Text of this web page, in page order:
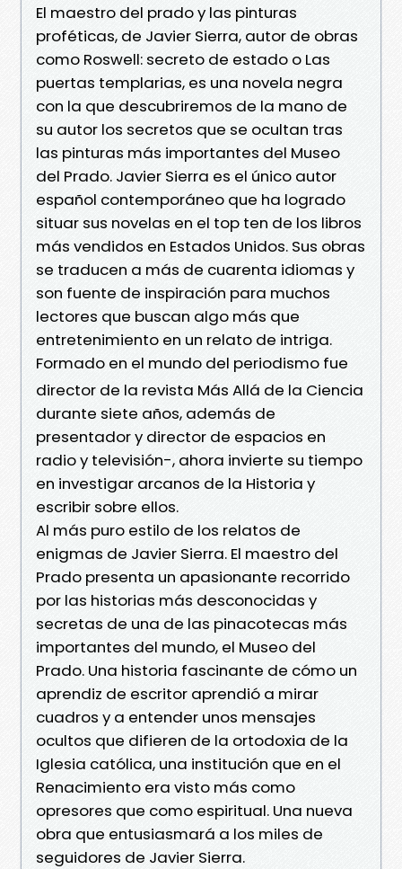
El maestro del prado y las pinturas
proféticas, de Javier Sierra, autor de obras
como Roswell: secreto de estado o Las
puertas templarias, es una novela negra
con la que descubriremos de la mano de
su autor los secretos que se ocultan tras
las pinturas más importantes del Museo
del Prado. Javier Sierra es el único autor
español contemporáneo que ha logrado
situar sus novelas en el top ten de los libros
más vendidos en Estados Unidos. Sus obras
se traducen a más de cuarenta idiomas y
son fuente de inspiración para muchos
lectores que buscan algo más que
entretenimiento en un relato de intriga.
Formado en el mundo del periodismo fue
director de la revista Más Allá de la Ciencia
durante siete años, además de
presentador y director de espacios en
radio y televisión-, ahora invierte su tiempo
en investigar arcanos de la Historia y
escribir sobre ellos.
Al más puro estilo de los relatos de
enigmas de Javier Sierra. El maestro del
Prado presenta un apasionante recorrido
por las historias más desconocidas y
secretas de una de las pinacotecas más
importantes del mundo, el Museo del
Prado. Una historia fascinante de cómo un
aprendiz de escritor aprendió a mirar
cuadros y a entender unos mensajes
ocultos que difieren de la ortodoxia de la
Iglesia católica, una institución que en el
Renacimiento era visto más como
opresores que como espiritual. Una nueva
obra que entusiasmará a los miles de
seguidores de Javier Sierra.